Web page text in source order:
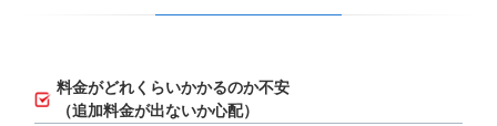
料金がどれくらいかかるのか不安
（追加料金が出ないか心配）